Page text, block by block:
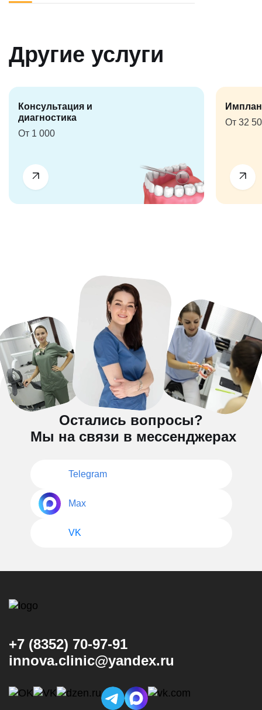
Другие услуги
Консультация и
диагностика
От 1 000
От 32
Остались вопросы?
Мы на связи в мессенджерах
Telegram
Max
VK
+7 (8352) 70-97-91
innova.clinic@yandex.ru